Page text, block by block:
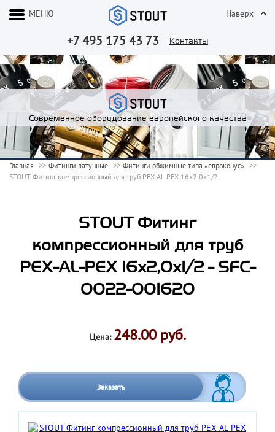
+7 495 175 43 73 Контакты
МЕНЮ Наверх
Современное оборудование европейского качества
Главная Фитинги латунные
Фитинги обжимные типа «евроконус»
STOUT Фитинг компрессионный для труб PEX-AL-PEX 16х2,0х1/2
STOUT Фитинг
компрессионный для труб
PEX-AL-PEX 16х2,0х1/2 - SFC-
0022-001620
Цена: 248.00 руб.
Заказать